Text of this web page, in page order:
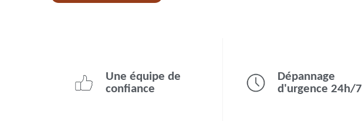
Une équipe de
confiance
Dépannage
d'urgence 24h/7